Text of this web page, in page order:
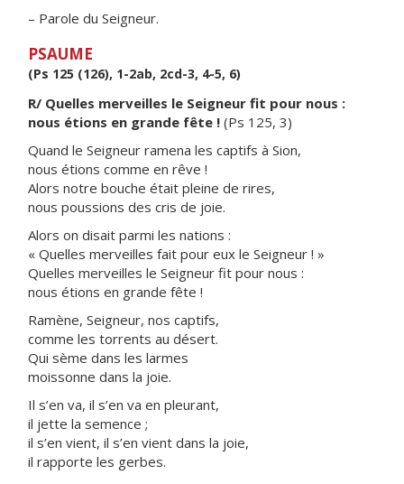
– Parole du Seigneur.
PSAUME
(Ps 125 (126), 1-2ab, 2cd-3, 4-5, 6)
R/ Quelles merveilles le Seigneur fit pour nous :
nous étions en grande fête ! (Ps 125, 3)
Quand le Seigneur ramena les captifs à Sion,
nous étions comme en rêve !
Alors notre bouche était pleine de rires,
nous poussions des cris de joie.
Alors on disait parmi les nations :
« Quelles merveilles fait pour eux le Seigneur ! »
Quelles merveilles le Seigneur fit pour nous :
nous étions en grande fête !
Ramène, Seigneur, nos captifs,
comme les torrents au désert.
Qui sème dans les larmes
moissonne dans la joie.
Il s’en va, il s’en va en pleurant,
il jette la semence ;
il s’en vient, il s’en vient dans la joie,
il rapporte les gerbes.